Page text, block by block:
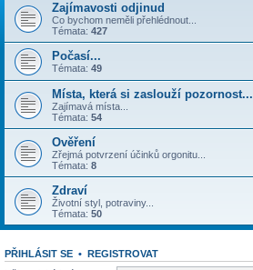
Zajímavosti odjinud
Co bychom neměli přehlédnout...
Témata: 427
Počasí...
Témata: 49
Místa, která si zaslouží pozornost...
Zajímavá místa...
Témata: 54
Ověření
Zřejmá potvrzení účinků orgonitu...
Témata: 8
Zdraví
Životní styl, potraviny...
Témata: 50
PŘIHLÁSIT SE • REGISTROVAT